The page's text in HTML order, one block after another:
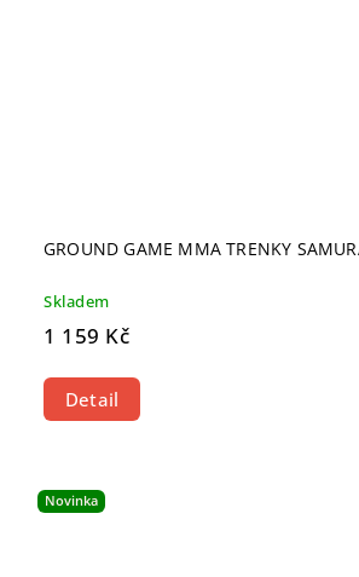
GROUND GAME MMA TRENKY
Skladem
1 159 Kč
Detail
Novinka